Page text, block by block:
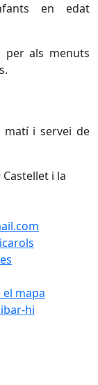
en edat
per als menuts
matí i servei de
Castellet i la
mapa
hi